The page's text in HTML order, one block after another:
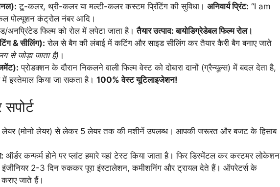
टू-कलर, थ्री-कलर या मल्टी-कलर कस्टम प्रिंटिंग की सुविधा। अनिवार्य प्रिंट: “I am
पोल्यूशन कंट्रोल नंबर आदि।
अनप्रिंटेड फिल्म को रोल में लपेटा जाता है।तैयार उत्पाद: बायोडिग्रेडेबल फिल्म रोल।
& सीलिंग): रोल से बैग की लंबाई में कटिंग और साइड सीलिंग कर तैयार कैरी बैग बनाए जाते
से जोड़ा जाता है) ।
प्रोडक्शन के दौरान निकलने वाली फिल्म वेस्ट को दोबारा दानों (ग्रैन्यूल्स) में बदल देता है,
में इस्तेमाल किया जा सकता है। 100% वेस्ट यूटिलाइजेशन!
लेयर (मोनो लेयर) से लेकर 5 लेयर तक की मशीनें उपलब्ध। आपकी जरूरत और बजट के हिसाब
ऑर्डर कन्फर्म होने पर प्लांट हमारे यहां टेस्ट किया जाता है। फिर डिस्मेंटल कर कस्टमर लोकेशन
इंजीनियर 2-3 दिन रुककर पूरा इंस्टालेशन, कमीशनिंग और ट्रायल देते हैं। ऑपरेटर्स के
जाते हैं।